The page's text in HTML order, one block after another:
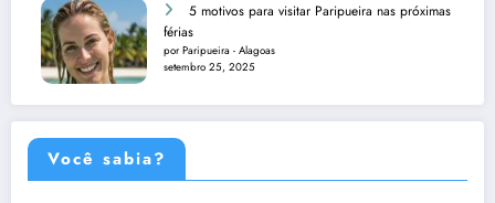
5 motivos para visitar Paripueira nas próximas
férias
por Paripueira - Alagoas
setembro 25, 2025
Você sabia?